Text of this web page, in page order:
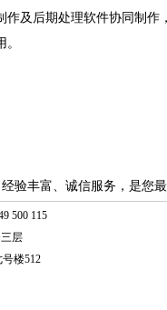
作及后期处理软件协同制作
。
验丰富、诚信服务，是您最
500 115
层
楼512